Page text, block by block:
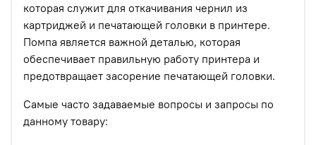
которая служит для откачивания чернил из
картриджей и печатающей головки в принтере.
Помпа является важной деталью, которая
обеспечивает правильную работу принтера и
предотвращает засорение печатающей головки.
Самые часто задаваемые вопросы и запросы по
данному товару: